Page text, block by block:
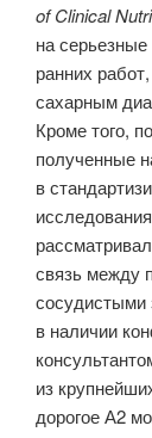
of Clinical
на
ранних
сахарным
Кроме того,
полученные
в
связь между
сосудистыми
в наличии
из
дорогое А2